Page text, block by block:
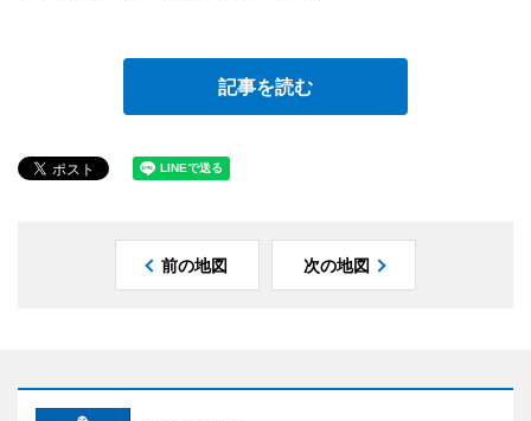
記事を読む
前の地図 次の地図